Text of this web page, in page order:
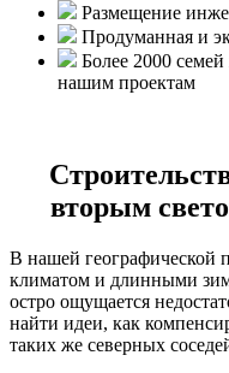
Размещение
Продуманная и
Более 2000
нашим проектам
вторым
В нашей географической
климатом и длинными
остро ощущается
найти идеи, как
таких же северных